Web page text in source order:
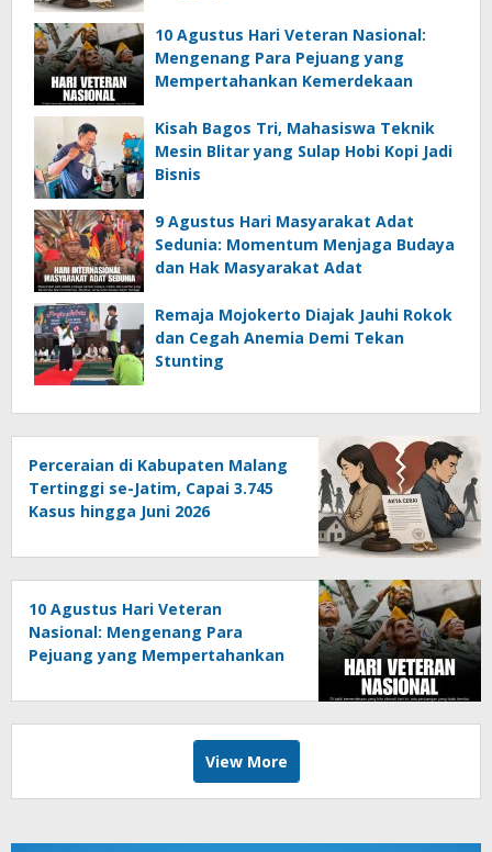
10 Agustus Hari Veteran Nasional:
Mengenang Para Pejuang yang
Mempertahankan Kemerdekaan
Kisah Bagos Tri, Mahasiswa Teknik
Mesin Blitar yang Sulap Hobi Kopi Jadi
Bisnis
9 Agustus Hari Masyarakat Adat
Sedunia: Momentum Menjaga Budaya
dan Hak Masyarakat Adat
Remaja Mojokerto Diajak Jauhi Rokok
dan Cegah Anemia Demi Tekan
Stunting
Perceraian di Kabupaten Malang
Tertinggi se-Jatim, Capai 3.745
Kasus hingga Juni 2026
10 Agustus Hari Veteran
Nasional: Mengenang Para
Pejuang yang Mempertahankan
View More